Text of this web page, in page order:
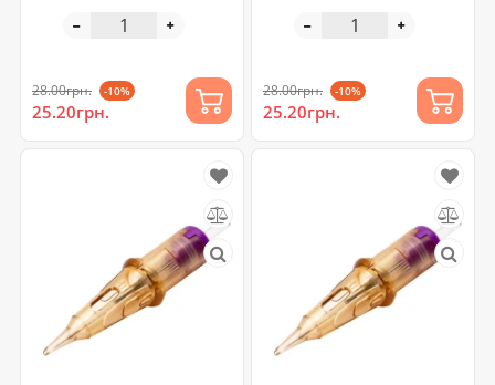
28.00грн. -10%
25.20грн.
28.00грн. -10%
25.20грн.